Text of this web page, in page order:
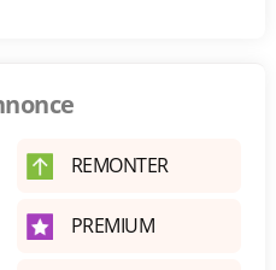
REMONTER
PREMIUM